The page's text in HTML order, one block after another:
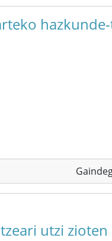
utzi zioten